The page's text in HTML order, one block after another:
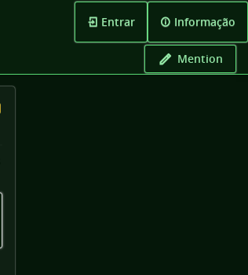
Entrar Informação
Mention